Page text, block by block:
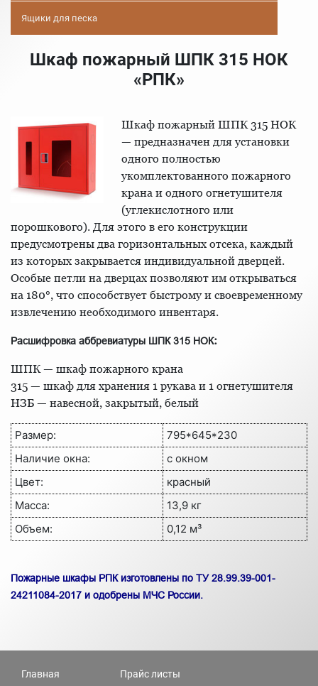
Ящики для песка
Шкаф пожарный ШПК 315 НОК
«РПК»
Шкаф пожарный ШПК 315 НОК
— предназначен для установки
одного полностью
укомплектованного пожарного
крана и одного огнетушителя
(углекислотного или
порошкового). Для этого в его конструкции
предусмотрены два горизонтальных отсека, каждый
из которых закрывается индивидуальной дверцей.
Особые петли на дверцах позволяют им открываться
на 180°, что способствует быстрому и своевременному
извлечению необходимого инвентаря.
Расшифровка аббревиатуры ШПК 315 НОК:
ШПК — шкаф пожарного крана
315 — шкаф для хранения 1 рукава и 1 огнетушителя
НЗБ — навесной, закрытый, белый
Размер:
795*645*230
Наличие окна:
с окном
Цвет:
красный
Масса:
13,9 кг
Объем:
0,12 м³
Пожарные шкафы РПК изготовлены по ТУ 28.99.39-001-
24211084-2017 и одобрены МЧС России.
Главная
Прайс листы